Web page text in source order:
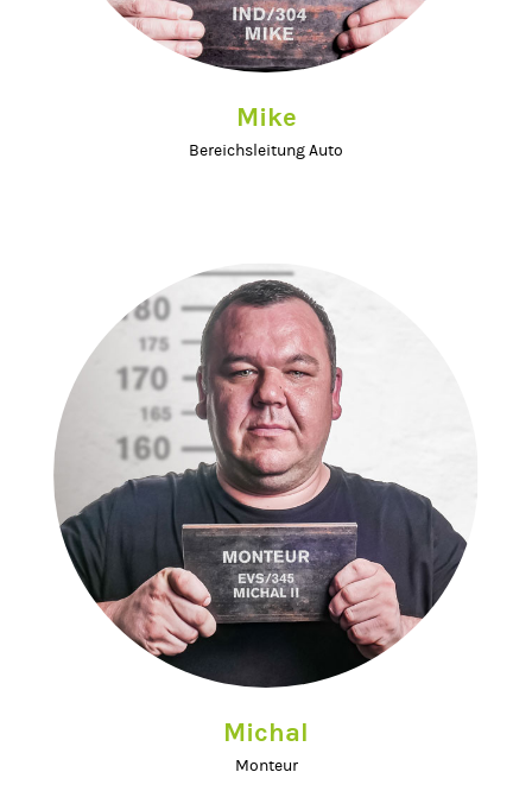
Mike
Bereichsleitung Auto
Michal
Monteur